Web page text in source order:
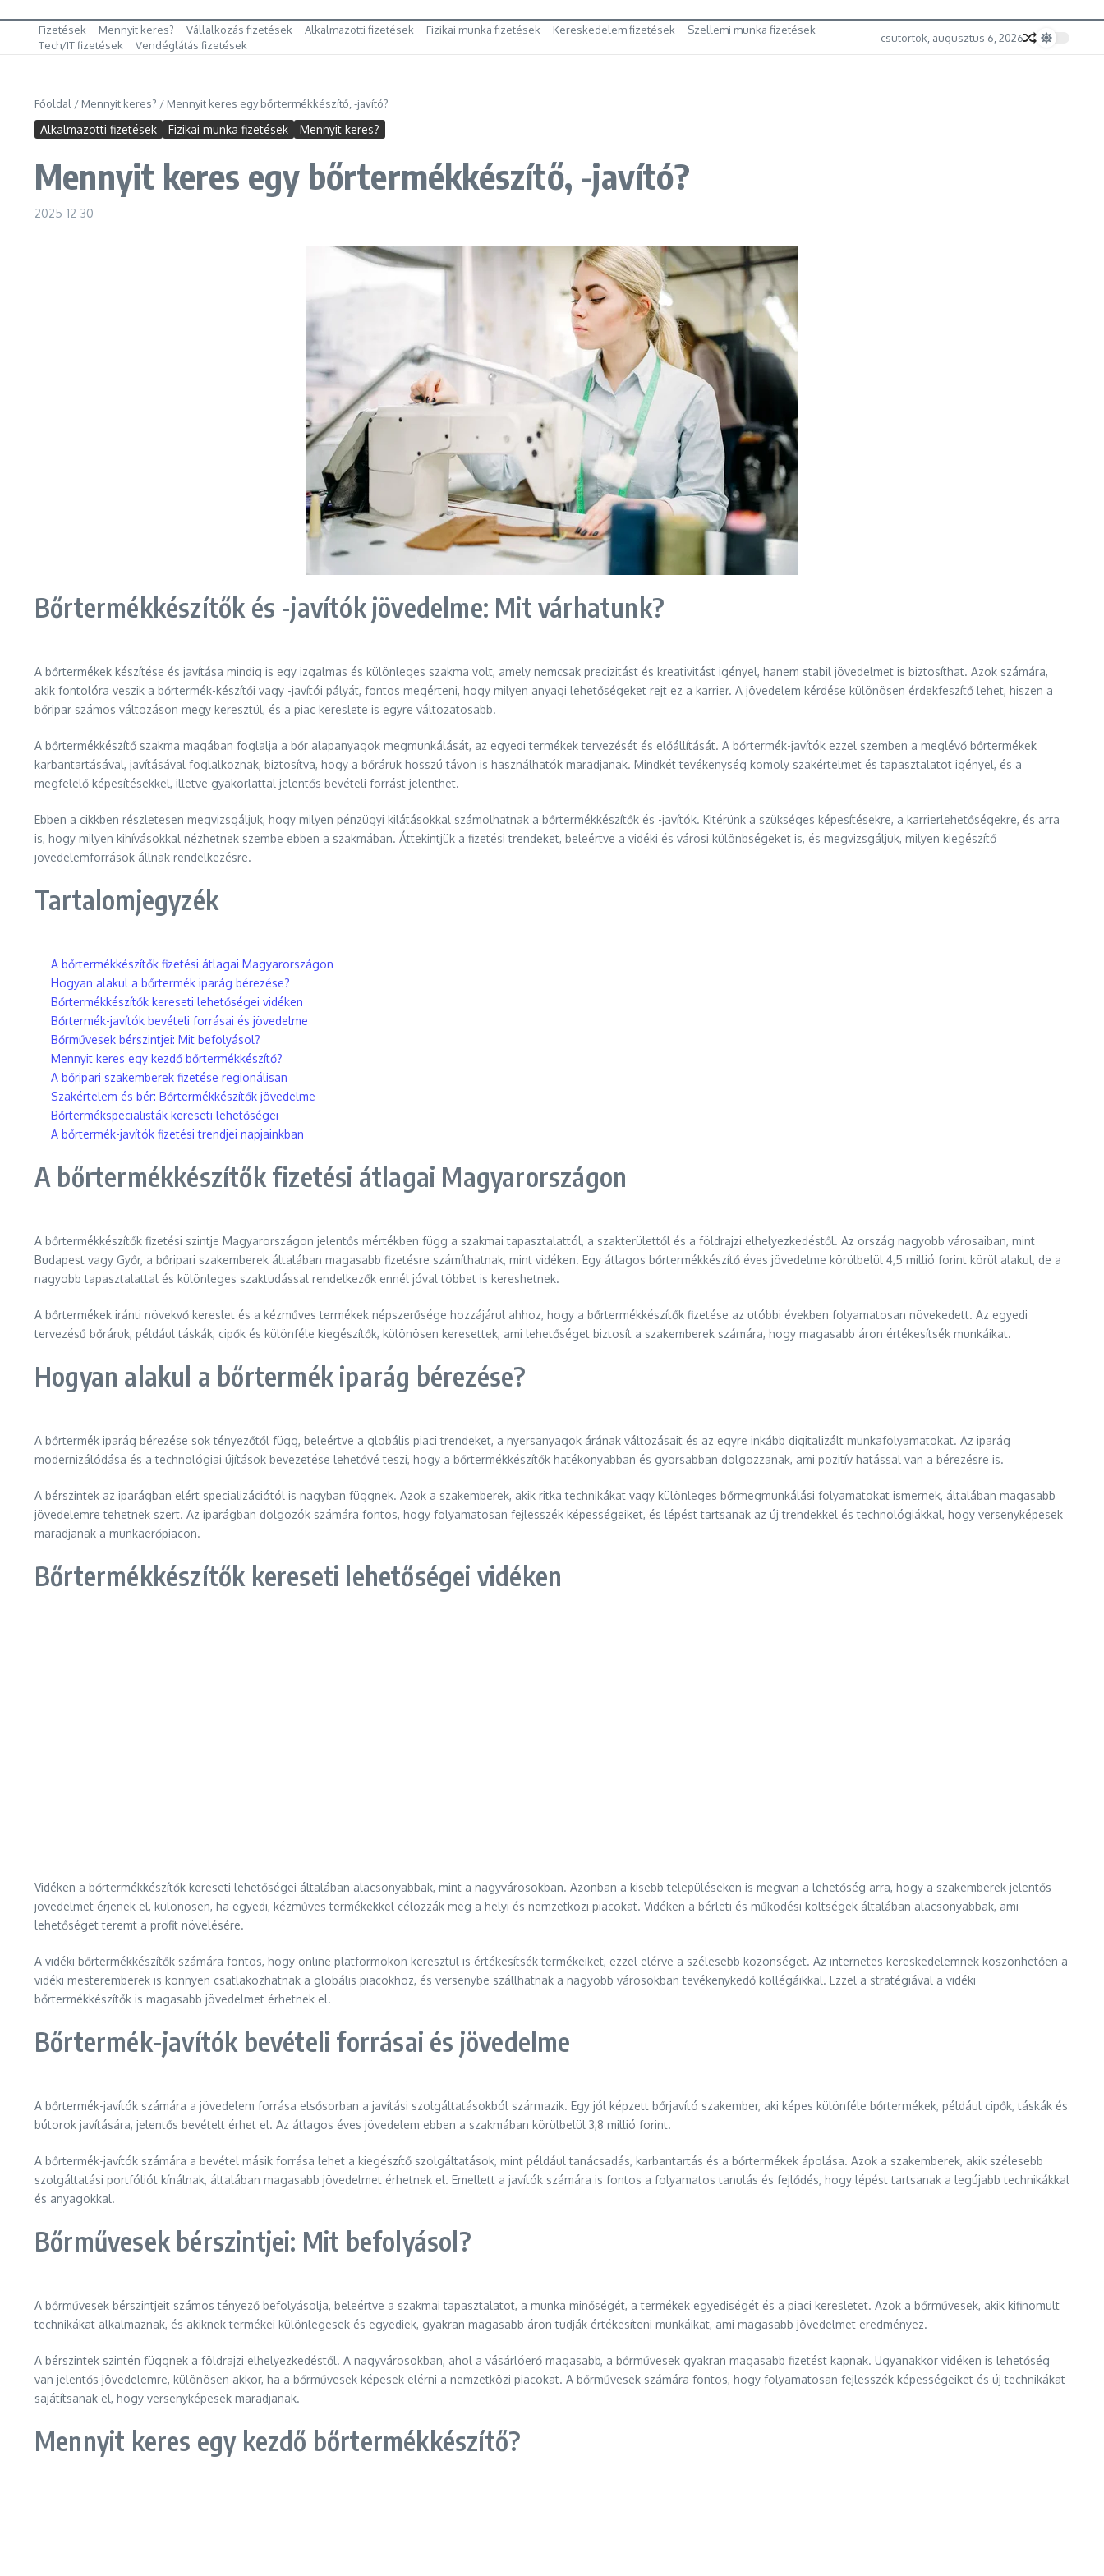
Fizetések Mennyit keres? Vállalkozás fizetések Alkalmazotti fizetések Fizikai munka fizetések Kereskedelem fizetések
Szellemi munka fizetések
Tech/IT fizetések
Vendéglátás fizetések
csütörtök, augusztus 6, 2026
Főoldal / Mennyit keres? / Mennyit keres egy bőrtermékkészítő, -javító?
Alkalmazotti fizetések Fizikai munka fizetések Mennyit keres?
Mennyit keres egy bőrtermékkészítő, -javító?
2025-12-30
Bőrtermékkészítők és -javítók jövedelme: Mit várhatunk?
A bőrtermékek készítése és javítása mindig is egy izgalmas és különleges szakma volt, amely nemcsak precizitást és kreativitást igényel, hanem stabil jövedelmet is biztosíthat. Azok számára,
akik fontolóra veszik a bőrtermék-készítői vagy -javítói pályát, fontos megérteni, hogy milyen anyagi lehetőségeket rejt ez a karrier. A jövedelem kérdése különösen érdekfeszítő lehet, hiszen a
bőripar számos változáson megy keresztül, és a piac kereslete is egyre változatosabb.
A bőrtermékkészítő szakma magában foglalja a bőr alapanyagok megmunkálását, az egyedi termékek tervezését és előállítását. A bőrtermék-javítók ezzel szemben a meglévő bőrtermékek
karbantartásával, javításával foglalkoznak, biztosítva, hogy a bőráruk hosszú távon is használhatók maradjanak. Mindkét tevékenység komoly szakértelmet és tapasztalatot igényel, és a
megfelelő képesítésekkel, illetve gyakorlattal jelentős bevételi forrást jelenthet.
Ebben a cikkben részletesen megvizsgáljuk, hogy milyen pénzügyi kilátásokkal számolhatnak a bőrtermékkészítők és -javítók. Kitérünk a szükséges képesítésekre, a karrierlehetőségekre, és arra
is, hogy milyen kihívásokkal nézhetnek szembe ebben a szakmában. Áttekintjük a fizetési trendeket, beleértve a vidéki és városi különbségeket is, és megvizsgáljuk, milyen kiegészítő
jövedelemforrások állnak rendelkezésre.
Tartalomjegyzék
A bőrtermékkészítők fizetési átlagai Magyarországon
Hogyan alakul a bőrtermék iparág bérezése?
Bőrtermékkészítők kereseti lehetőségei vidéken
Bőrtermék-javítók bevételi forrásai és jövedelme
Bőrművesek bérszintjei: Mit befolyásol?
Mennyit keres egy kezdő bőrtermékkészítő?
A bőripari szakemberek fizetése regionálisan
Szakértelem és bér: Bőrtermékkészítők jövedelme
Bőrtermékspecialisták kereseti lehetőségei
A bőrtermék-javítók fizetési trendjei napjainkban
A bőrtermékkészítők fizetési átlagai Magyarországon
A bőrtermékkészítők fizetési szintje Magyarországon jelentős mértékben függ a szakmai tapasztalattól, a szakterülettől és a földrajzi elhelyezkedéstől. Az ország nagyobb városaiban, mint
Budapest vagy Győr, a bőripari szakemberek általában magasabb fizetésre számíthatnak, mint vidéken. Egy átlagos bőrtermékkészítő éves jövedelme körülbelül 4,5 millió forint körül alakul, de a
nagyobb tapasztalattal és különleges szaktudással rendelkezők ennél jóval többet is kereshetnek.
A bőrtermékek iránti növekvő kereslet és a kézműves termékek népszerűsége hozzájárul ahhoz, hogy a bőrtermékkészítők fizetése az utóbbi években folyamatosan növekedett. Az egyedi
tervezésű bőráruk, például táskák, cipők és különféle kiegészítők, különösen keresettek, ami lehetőséget biztosít a szakemberek számára, hogy magasabb áron értékesítsék munkáikat.
Hogyan alakul a bőrtermék iparág bérezése?
A bőrtermék iparág bérezése sok tényezőtől függ, beleértve a globális piaci trendeket, a nyersanyagok árának változásait és az egyre inkább digitalizált munkafolyamatokat. Az iparág
modernizálódása és a technológiai újítások bevezetése lehetővé teszi, hogy a bőrtermékkészítők hatékonyabban és gyorsabban dolgozzanak, ami pozitív hatással van a bérezésre is.
A bérszintek az iparágban elért specializációtól is nagyban függnek. Azok a szakemberek, akik ritka technikákat vagy különleges bőrmegmunkálási folyamatokat ismernek, általában magasabb
jövedelemre tehetnek szert. Az iparágban dolgozók számára fontos, hogy folyamatosan fejlesszék képességeiket, és lépést tartsanak az új trendekkel és technológiákkal, hogy versenyképesek
maradjanak a munkaerőpiacon.
Bőrtermékkészítők kereseti lehetőségei vidéken
Vidéken a bőrtermékkészítők kereseti lehetőségei általában alacsonyabbak, mint a nagyvárosokban. Azonban a kisebb településeken is megvan a lehetőség arra, hogy a szakemberek jelentős
jövedelmet érjenek el, különösen, ha egyedi, kézműves termékekkel célozzák meg a helyi és nemzetközi piacokat. Vidéken a bérleti és működési költségek általában alacsonyabbak, ami
lehetőséget teremt a profit növelésére.
A vidéki bőrtermékkészítők számára fontos, hogy online platformokon keresztül is értékesítsék termékeiket, ezzel elérve a szélesebb közönséget. Az internetes kereskedelemnek köszönhetően a
vidéki mesteremberek is könnyen csatlakozhatnak a globális piacokhoz, és versenybe szállhatnak a nagyobb városokban tevékenykedő kollégáikkal. Ezzel a stratégiával a vidéki
bőrtermékkészítők is magasabb jövedelmet érhetnek el.
Bőrtermék-javítók bevételi forrásai és jövedelme
A bőrtermék-javítók számára a jövedelem forrása elsősorban a javítási szolgáltatásokból származik. Egy jól képzett bőrjavító szakember, aki képes különféle bőrtermékek, például cipők, táskák és
bútorok javítására, jelentős bevételt érhet el. Az átlagos éves jövedelem ebben a szakmában körülbelül 3,8 millió forint.
A bőrtermék-javítók számára a bevétel másik forrása lehet a kiegészítő szolgáltatások, mint például tanácsadás, karbantartás és a bőrtermékek ápolása. Azok a szakemberek, akik szélesebb
szolgáltatási portfóliót kínálnak, általában magasabb jövedelmet érhetnek el. Emellett a javítók számára is fontos a folyamatos tanulás és fejlődés, hogy lépést tartsanak a legújabb technikákkal
és anyagokkal.
Bőrművesek bérszintjei: Mit befolyásol?
A bőrművesek bérszintjeit számos tényező befolyásolja, beleértve a szakmai tapasztalatot, a munka minőségét, a termékek egyediségét és a piaci keresletet. Azok a bőrművesek, akik kifinomult
technikákat alkalmaznak, és akiknek termékei különlegesek és egyediek, gyakran magasabb áron tudják értékesíteni munkáikat, ami magasabb jövedelmet eredményez.
A bérszintek szintén függnek a földrajzi elhelyezkedéstől. A nagyvárosokban, ahol a vásárlóerő magasabb, a bőrművesek gyakran magasabb fizetést kapnak. Ugyanakkor vidéken is lehetőség
van jelentős jövedelemre, különösen akkor, ha a bőrművesek képesek elérni a nemzetközi piacokat. A bőrművesek számára fontos, hogy folyamatosan fejlesszék képességeiket és új technikákat
sajátítsanak el, hogy versenyképesek maradjanak.
Mennyit keres egy kezdő bőrtermékkészítő?